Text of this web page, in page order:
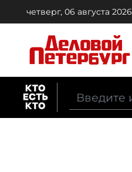
четверг, 06 августа 2026